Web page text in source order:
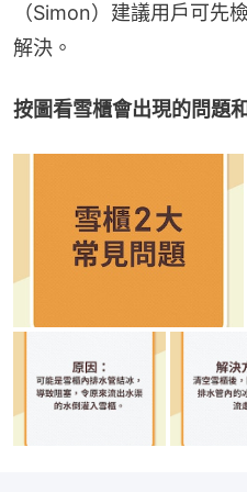
（Simon）建議用戶可先
解決。
按圖看雪櫃會出現的問題